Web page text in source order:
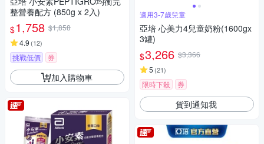
整營養配方 (850g x 2入)
$1,758 $1,858
4.9 (12)
挑戰低價 券
加入購物車
適用3-7歲兒童
亞培 心美力4兒童奶粉(1600gx
3罐)
$3,266 $3,366
5 (21)
限時下殺 券
貨到通知我